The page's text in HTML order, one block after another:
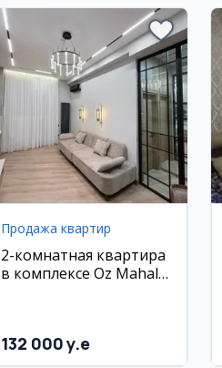
Продажа квартир
2-комнатная квартира
в комплексе Oz Mahal
132 000 y.e